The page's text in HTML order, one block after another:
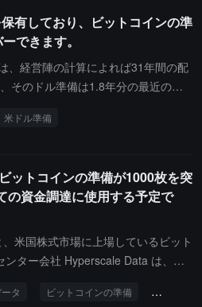
的に一部のビットコインを売却する
金を提供する計画です。
有しており、ビットコインの準
できます。
、経営陣の計算によれば31年間の配
そのドル準備は1.8年分の最近の配
ータを公開した。Strategyが米国証
使用されると述べている。Strategy
ており、購入コストは約636.9億ド
である。会社は273万株のMSTR株
ドルである。書類によれば、Strateg
株式の買戻しも行わず、ビットコ
米ドル準備
ットコインの準備が1000枚を突
の資金調達に使用する予定で
米国株式市場に上場しているビット
ンター会社 Hyperscale Data は、最
。同社の経営陣は、今後ビットコ
タ ビットコインの準備 バランス